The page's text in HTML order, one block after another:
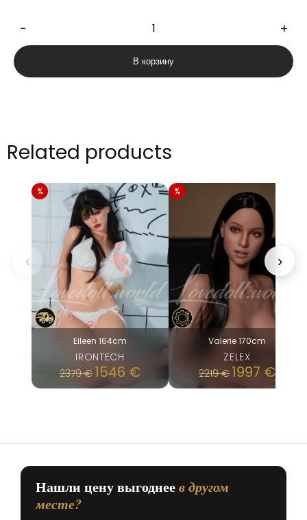
товара
Carmen
− +
В корзину
Related products
‹
Eileen 164cm
IRONTECH
2379€ 1546 €
Valerie 170cm
ZELEX
2219€ 1997 €
›
Нашли цену выгоднеев другом
месте?